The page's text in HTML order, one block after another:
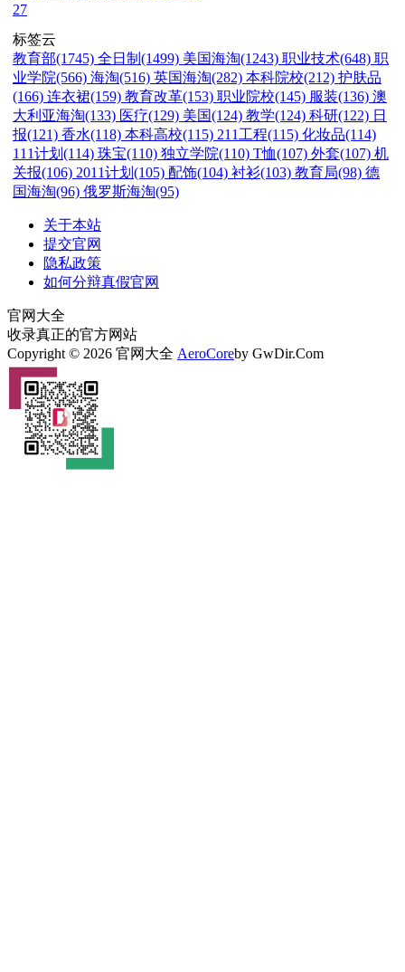
27
标签云
教育部(1745) 全日制(1499) 美国海淘(1243) 职业技术(648) 职
业学院(566) 海淘(516) 英国海淘(282) 本科院校(212) 护肤品
(166) 连衣裙(159) 教育改革(153) 职业院校(145) 服装(136) 澳
大利亚海淘(133) 医疗(129) 美国(124) 教学(124) 科研(122) 日
报(121) 香水(118) 本科高校(115) 211工程(115) 化妆品(114)
111计划(114) 珠宝(110) 独立学院(110) T恤(107) 外套(107) 机
关报(106) 2011计划(105) 配饰(104) 衬衫(103) 教育局(98) 德
国海淘(96) 俄罗斯海淘(95)
关于本站
提交官网
隐私政策
如何分辩真假官网
官网大全
收录真正的官方网站
Copyright © 2026 官网大全 AeroCoreby GwDir.Com